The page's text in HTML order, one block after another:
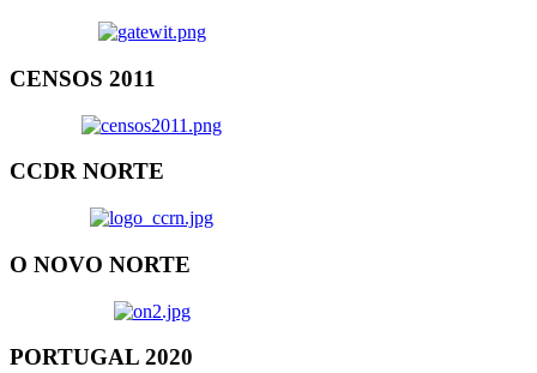
CENSOS 2011
CCDR NORTE
O NOVO NORTE
PORTUGAL 2020